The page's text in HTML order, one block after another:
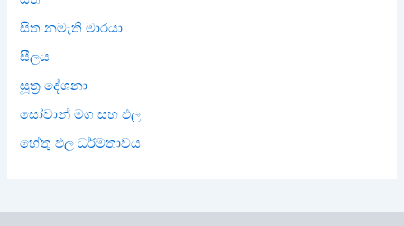
සිත නමැති මාරයා
සීලය
සූත්‍ර දේශනා
සෝවාන් මග සහ ඵල
හේතු ඵල ධර්මතාවය